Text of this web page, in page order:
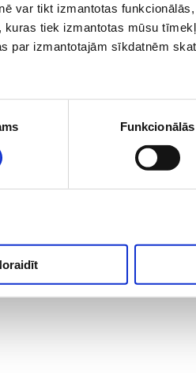
var tikt izmantotas
tiek izmantotas mūsu
par izmantotajām sīkdatnēm
Funkcionālās